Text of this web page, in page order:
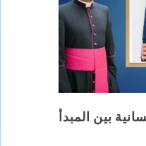
بين المبدأ